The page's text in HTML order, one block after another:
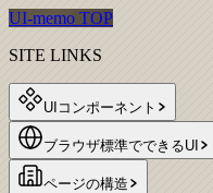
UI-memo TOP
SITE LINKS
UIコンポーネント
ブラウザ標準でできるUI
ページの構造